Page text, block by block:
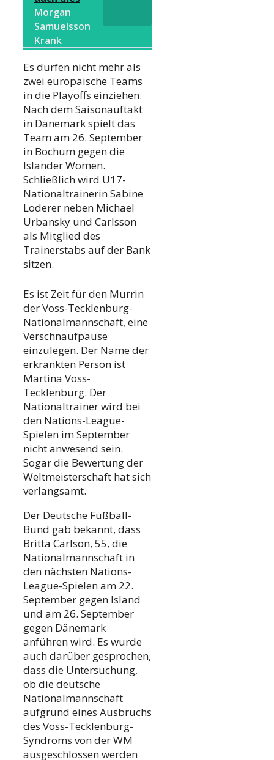
Morgan
Samuelsson
Krank
Es dürfen nicht mehr als
zwei europäische Teams
in die Playoffs einziehen.
Nach dem Saisonauftakt
in Dänemark spielt das
Team am 26. September
in Bochum gegen die
Islander Women.
Schließlich wird U17-
Nationaltrainerin Sabine
Loderer neben Michael
Urbansky und Carlsson
als Mitglied des
Trainerstabs auf der Bank
sitzen.
Es ist Zeit für den Murrin
der Voss-Tecklenburg-
Nationalmannschaft, eine
Verschnaufpause
einzulegen. Der Name der
erkrankten Person ist
Martina Voss-
Tecklenburg. Der
Nationaltrainer wird bei
den Nations-League-
Spielen im September
nicht anwesend sein.
Sogar die Bewertung der
Weltmeisterschaft hat sich
verlangsamt.
Der Deutsche Fußball-
Bund gab bekannt, dass
Britta Carlson, 55, die
Nationalmannschaft in
den nächsten Nations-
League-Spielen am 22.
September gegen Island
und am 26. September
gegen Dänemark
anführen wird. Es wurde
auch darüber gesprochen,
dass die Untersuchung,
ob die deutsche
Nationalmannschaft
aufgrund eines Ausbruchs
des Voss-Tecklenburg-
Syndroms von der WM
ausgeschlossen werden